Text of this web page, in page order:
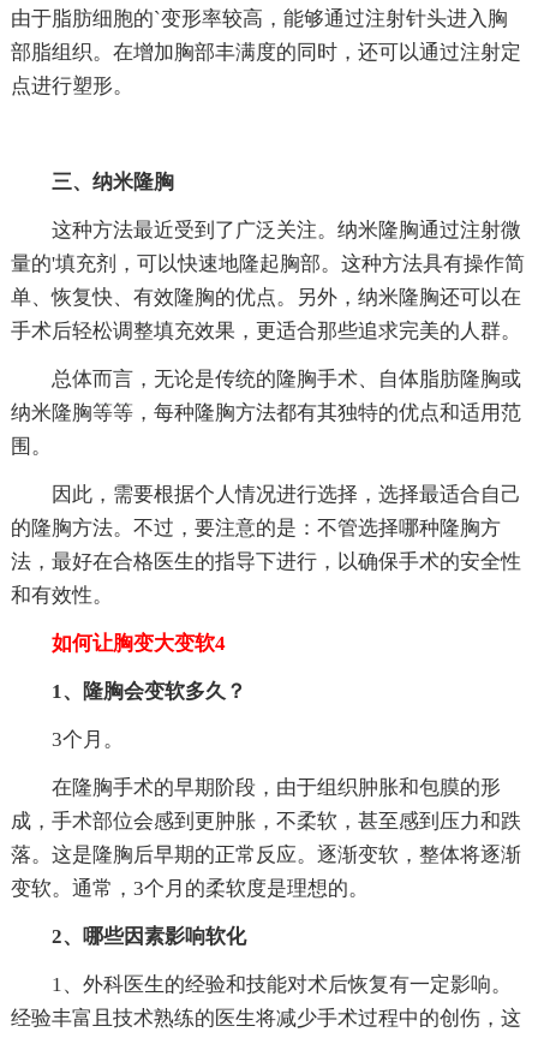
由于脂肪细胞的`变形率较高，能够通过注射针头进入胸
部脂组织。在增加胸部丰满度的同时，还可以通过注射定
点进行塑形。
三、纳米隆胸
这种方法最近受到了广泛关注。纳米隆胸通过注射微
量的'填充剂，可以快速地隆起胸部。这种方法具有操作简
单、恢复快、有效隆胸的优点。另外，纳米隆胸还可以在
手术后轻松调整填充效果，更适合那些追求完美的人群。
总体而言，无论是传统的隆胸手术、自体脂肪隆胸或
纳米隆胸等等，每种隆胸方法都有其独特的优点和适用范
围。
因此，需要根据个人情况进行选择，选择最适合自己
的隆胸方法。不过，要注意的是：不管选择哪种隆胸方
法，最好在合格医生的指导下进行，以确保手术的安全性
和有效性。
如何让胸变大变软4
1、隆胸会变软多久？
3个月。
在隆胸手术的早期阶段，由于组织肿胀和包膜的形
成，手术部位会感到更肿胀，不柔软，甚至感到压力和跌
落。这是隆胸后早期的正常反应。逐渐变软，整体将逐渐
变软。通常，3个月的柔软度是理想的。
2、哪些因素影响软化
1、外科医生的经验和技能对术后恢复有一定影响。
经验丰富且技术熟练的医生将减少手术过程中的创伤，这